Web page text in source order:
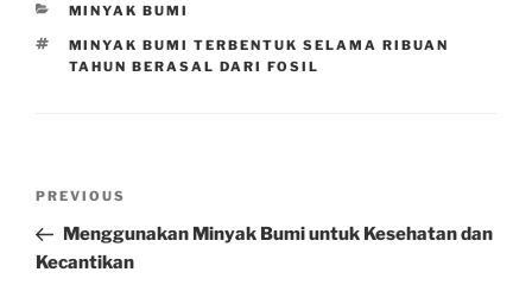
CATEGORIES
MINYAK BUMI
TAGS
MINYAK BUMI TERBENTUK SELAMA RIBUAN
TAHUN BERASAL DARI FOSIL
Previous
Post
PREVIOUS
Menggunakan Minyak Bumi untuk Kesehatan dan
Kecantikan